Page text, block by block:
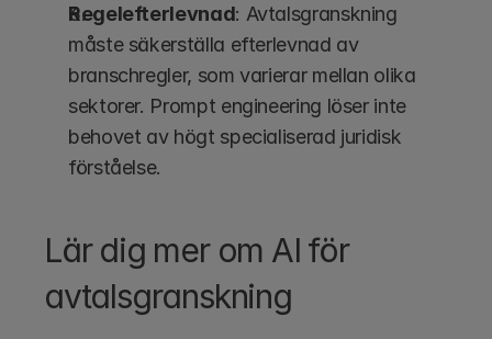
Regelefterlevnad: Avtalsgranskning
måste säkerställa efterlevnad av
branschregler, som varierar mellan olika
sektorer. Prompt engineering löser inte
behovet av högt specialiserad juridisk
förståelse.
Lär dig mer om AI för
avtalsgranskning